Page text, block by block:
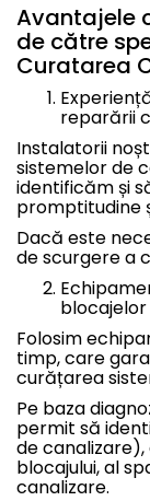
Avantajele
de către
Curatarea
reparării
Instalatorii
sistemelor de
identificăm și
promptitudine
Dacă este
de scurgere a
blocajelor
Folosim
timp, care
curățarea
Pe baza
permit să
de
blocajului, al
canalizare.